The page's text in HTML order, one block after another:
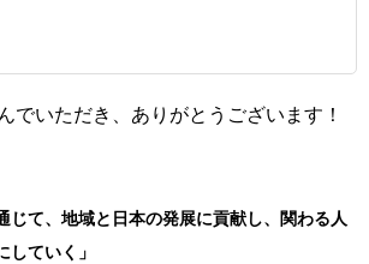
でいただき、ありがとうございます！
じて、地域と日本の発展に貢献し、関わる人
していく」